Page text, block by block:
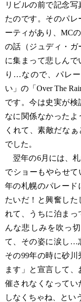
リビルの前で記念
たのです。そのパ
ーティがあり、MC
の話（ジュディ・ガ
に集まって悲しんで
り…なので、パレ
い」の「Over The
です。今は史実が
なに関係なかった
くれて、素敵だな
でした。
翌年の6月には、札
でショーもやらせて
年の札幌のパレード
たいだ！と興奮した
れて、うちに泊まっ
んな悲しみを吹っ
て、その姿に涙し…
その99年の時に砂
ます」と宣言して
催されなくなってい
しなくちゃね、とい